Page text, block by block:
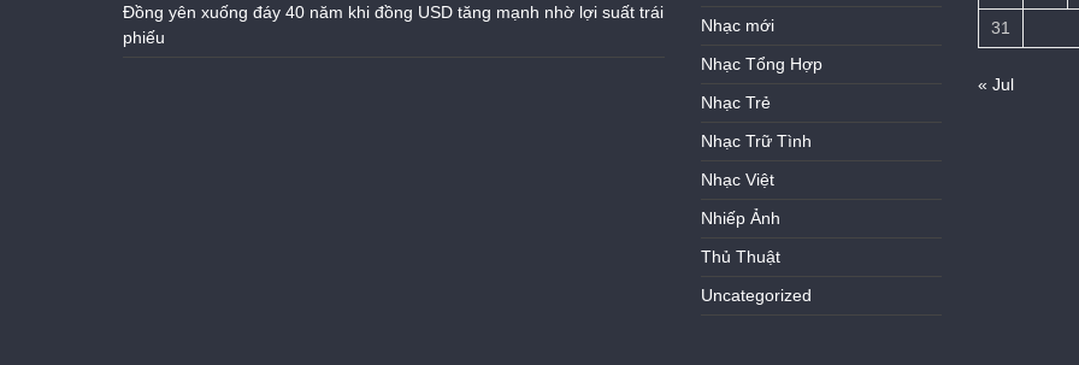
Đồng yên xuống đáy 40 năm khi đồng USD tăng mạnh nhờ lợi suất trái
phiếu
Nhạc mới
Nhạc Tổng Hợp
Nhạc Trẻ
Nhạc Trữ Tình
Nhạc Việt
Nhiếp Ảnh
Thủ Thuật
Uncategorized
31
« Jul